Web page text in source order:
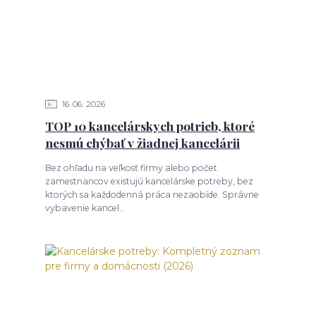
16 06 2026
TOP 10 kancelárskych potrieb, ktoré
nesmú chýbať v žiadnej kancelárii
Bez ohľadu na veľkosť firmy alebo počet
zamestnancov existujú kancelárske potreby, bez
ktorých sa každodenná práca nezaobíde. Správne
vybavenie kancel...